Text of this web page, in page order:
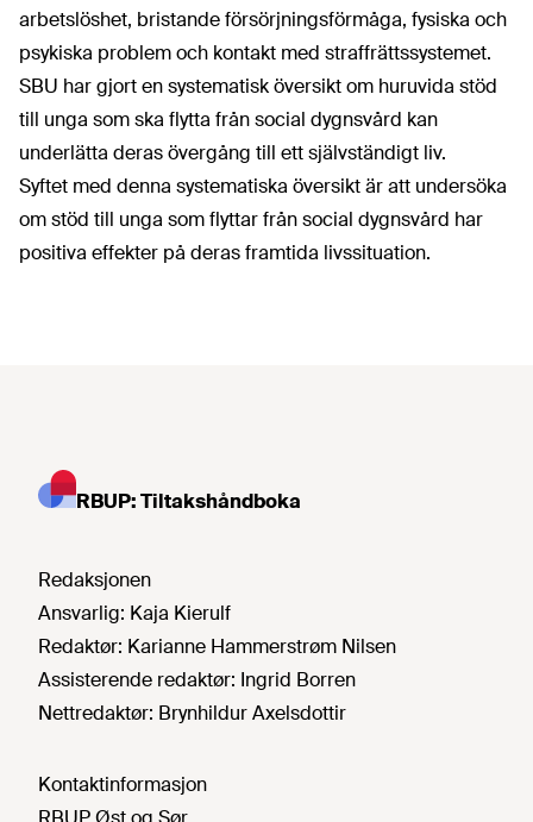
arbetslöshet, bristande försörjningsförmåga, fysiska och
psykiska problem och kontakt med straffrättssystemet.
SBU har gjort en systematisk översikt om huruvida stöd
till unga som ska flytta från social dygnsvård kan
underlätta deras övergång till ett självständigt liv.
Syftet med denna systematiska översikt är att undersöka
om stöd till unga som flyttar från social dygnsvård har
positiva effekter på deras framtida livssituation.
RBUP: Tiltakshåndboka
Redaksjonen
Ansvarlig: Kaja Kierulf
Redaktør: Karianne Hammerstrøm Nilsen
Assisterende redaktør: Ingrid Borren
Nettredaktør: Brynhildur Axelsdottir
Kontaktinformasjon